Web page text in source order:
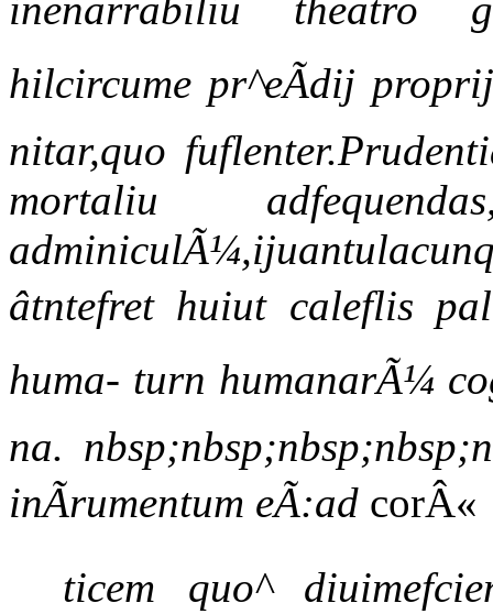
inenarrabiliu theatro
hilcircume pr^eÃdij
nitar,quo
mortaliu
âtntefret huiut caleflis
huma- turn humanarÃ¼
na.
inÃrumentum eÃ:ad corÂ«
ticem quo^